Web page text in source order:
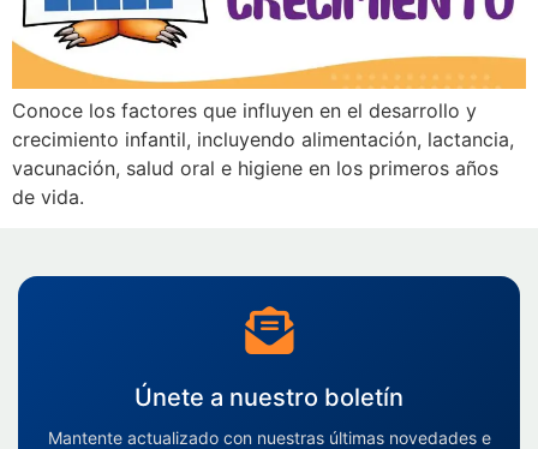
Conoce los factores que influyen en el desarrollo y
crecimiento infantil, incluyendo alimentación, lactancia,
vacunación, salud oral e higiene en los primeros años
de vida.
Únete a nuestro boletín
Mantente actualizado con nuestras últimas novedades e